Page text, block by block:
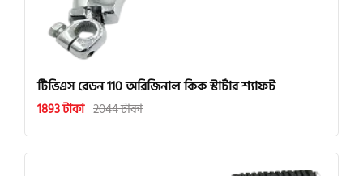
টিভিএস রেডন 110 অরিজিনাল কিক স্টার্টার শ্যাফট
1893 টাকা 2044 টাকা